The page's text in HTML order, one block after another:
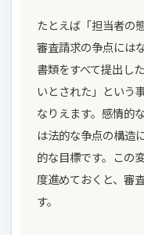
たとえば「担当者の
審査請求の争点には
書類をすべて提出し
いとされた」という
なりえます。感情的
は法的な争点の構造
的な目標です。この
度進めておくと、審
す。